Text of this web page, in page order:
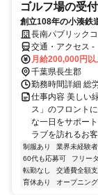
ゴルフ場の受
創立108年の小湊鉄
長南パブリック
交通・アクセス -
月給200,000円以
千葉県長生郡
勤務時間詳細 総
仕事内容 美しい
ス」のフロント
な一日をサポー
ラブを訪れるお
制服あり 業界未経験
60代も応募可
フリー
転勤なし
交通費全額
育休あり
オープニン